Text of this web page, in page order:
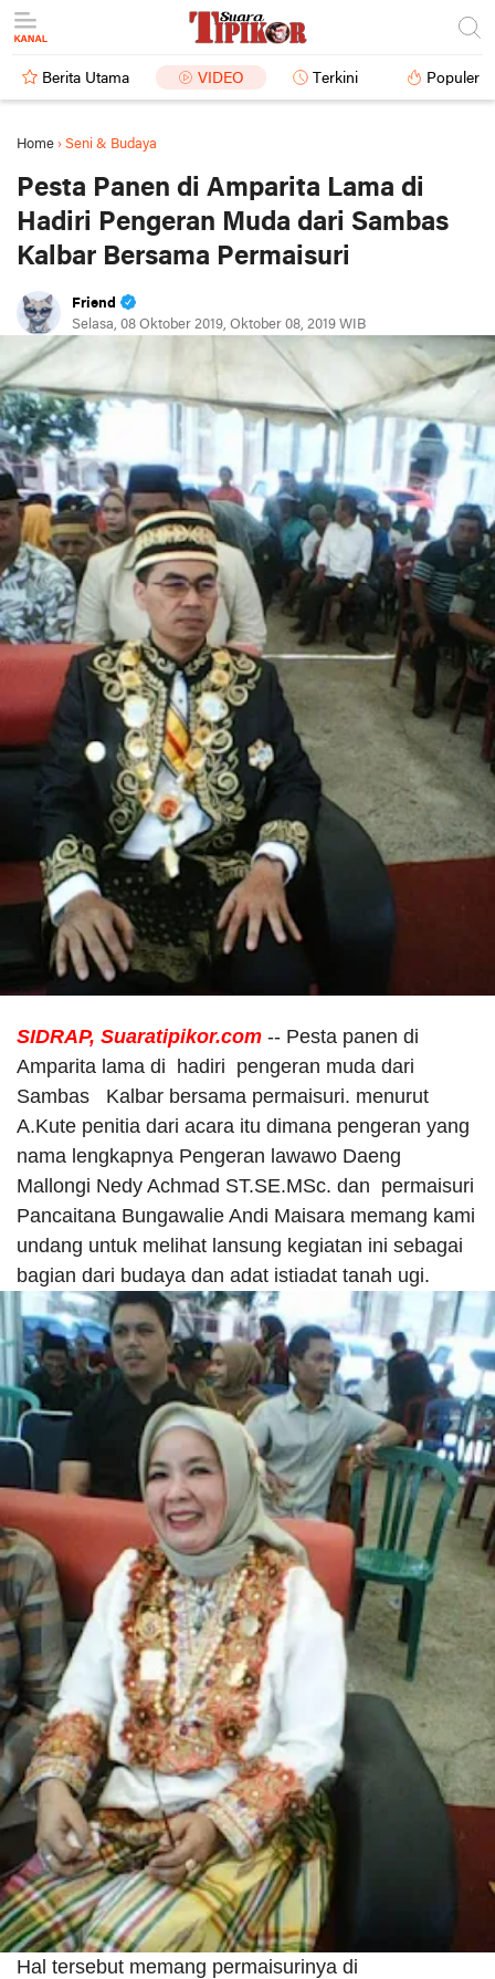
Berita Utama VIDEO Terkini Populer
Home › Seni & Budaya
Pesta Panen di Amparita Lama di
Hadiri Pengeran Muda dari Sambas
Kalbar Bersama Permaisuri
Friend
Selasa, 08 Oktober 2019, Oktober 08, 2019 WIB
SIDRAP, Suaratipikor.com -- Pesta panen di
Amparita lama di hadiri pengeran muda dari
Sambas Kalbar bersama permaisuri. menurut
A.Kute penitia dari acara itu dimana pengeran yang
nama lengkapnya Pengeran lawawo Daeng
Mallongi Nedy Achmad ST.SE.MSc. dan permaisuri
Pancaitana Bungawalie Andi Maisara memang kami
undang untuk melihat lansung kegiatan ini sebagai
bagian dari budaya dan adat istiadat tanah ugi.
Hal tersebut memang permaisurinya di